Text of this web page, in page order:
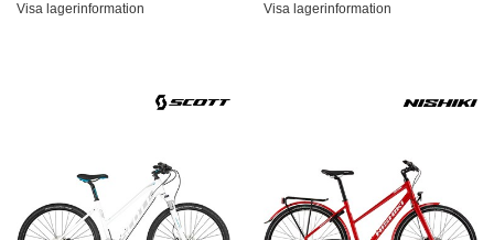
Visa lagerinformation Visa lagerinformation